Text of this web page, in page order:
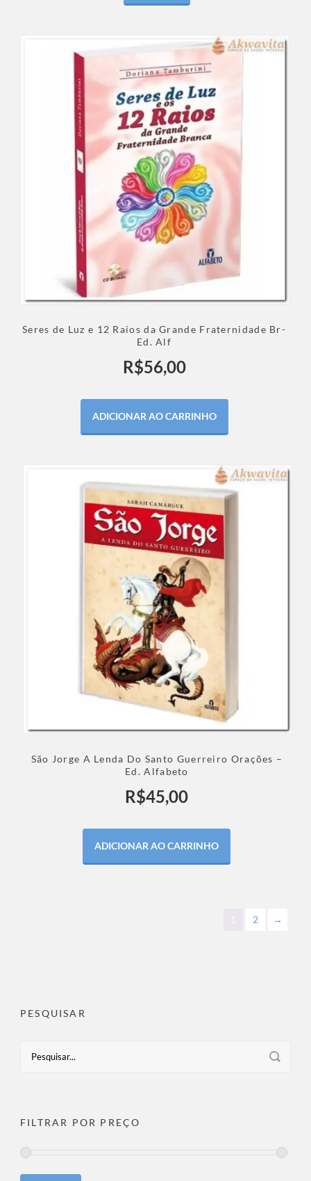
Seres de Luz e 12 Raios da Grande Fraternidade Br-
Ed. Alf
R$56,00
ADICIONAR AO CARRINHO
São Jorge A Lenda Do Santo Guerreiro Orações –
Ed. Alfabeto
R$45,00
ADICIONAR AO CARRINHO
1 2 →
PESQUISAR
FILTRAR POR PREÇO